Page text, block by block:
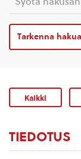
Tarkenna hakua
Kaikki
TIEDOTUS